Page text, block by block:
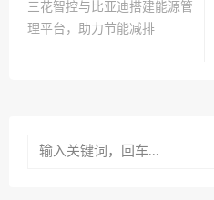
三花智控与比亚迪搭建能源管
理平台，助力节能减排